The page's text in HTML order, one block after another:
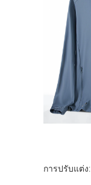
การปรับแต่ง: